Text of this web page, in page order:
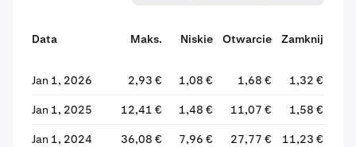
Data Maks. Niskie Otwarcie Zamknij
Jan 1, 2026 2,93 € 1,08 € 1,68 € 1,32 €
Jan 1, 2025 12,41 € 1,48 € 11,07 € 1,58 €
Jan 1, 2024 36,08 € 7,96 € 27,77 € 11,23 €